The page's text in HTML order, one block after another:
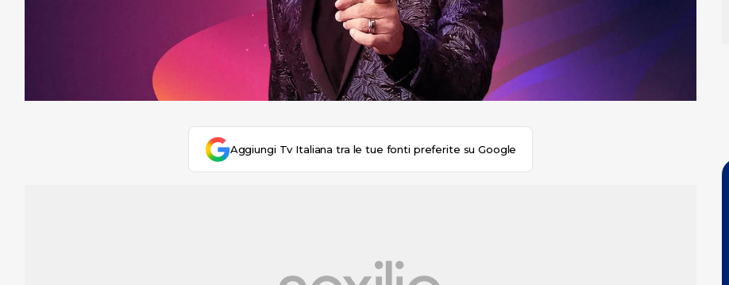
Aggiungi Tv Italiana tra le tue fonti preferite su Google